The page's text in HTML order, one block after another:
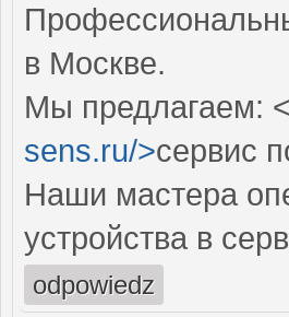
в Москве.
Мы предлагаем:
sens.ru/>сервис
Наши мастера
устройства в
odpowiedz